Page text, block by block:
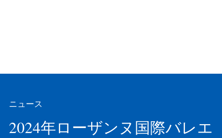
ニュース
2024年ローザンヌ国際バレエ